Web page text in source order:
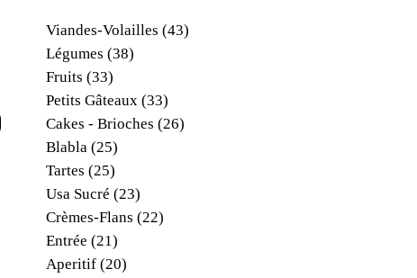
Viandes-Volailles (43)
Légumes (38)
Fruits (33)
Petits Gâteaux (33)
Cakes - Brioches (26)
Blabla (25)
Tartes (25)
Usa Sucré (23)
Crèmes-Flans (22)
Entrée (21)
Aperitif (20)